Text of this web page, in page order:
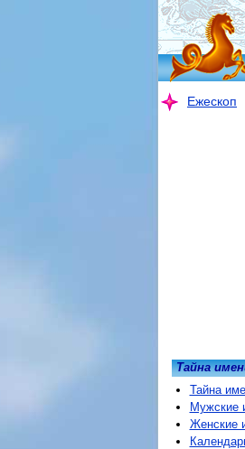
Ежескоп
Тайна
Тайна
Мужские
Женские